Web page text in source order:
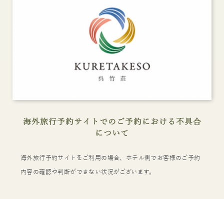
海外旅行予約サイトでのご予約における不具合
について
海外旅行予約サイトをご利用の場合、ホテル側でお客様のご予約
内容の確認や判断ができない状況がございます。